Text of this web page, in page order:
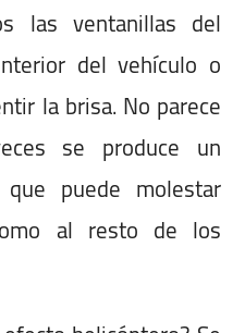
las ventanillas del
del vehículo o
la brisa. No parece
se produce un
puede molestar
al resto de los